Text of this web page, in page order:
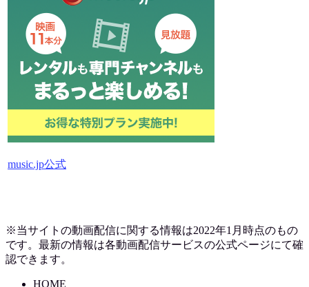
music.jp公式
※当サイトの動画配信に関する情報は2022年1月時点のもの
です。最新の情報は各動画配信サービスの公式ページにて確
認できます。
HOME